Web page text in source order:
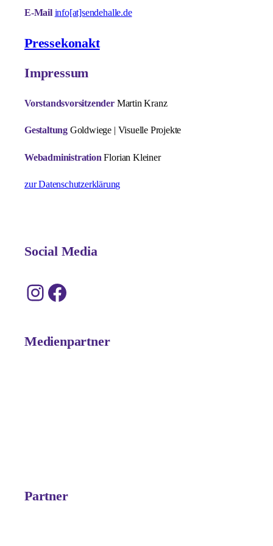
E-Mail info[at]sendehalle.de
Pressekonakt
Impressum
Vorstandsvorsitzender Martin Kranz
Gestaltung Goldwiege | Visuelle Projekte
Webadministration Florian Kleiner
zur Datenschutzerklärung
Social Media
Instagram Facebook
Medienpartner
Partner